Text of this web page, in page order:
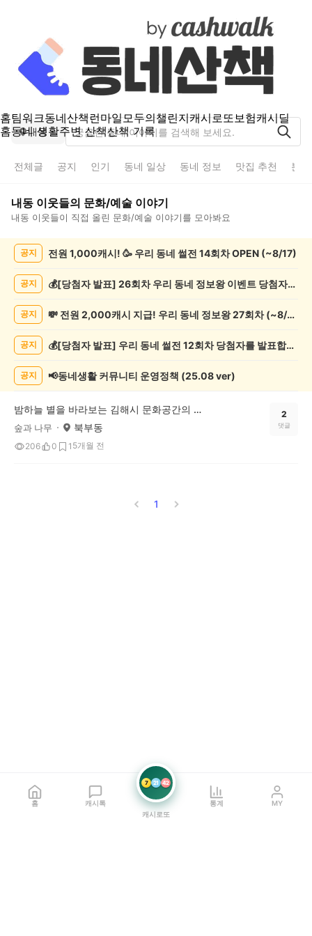
홈팀워크동네산책런마일모두의챌린지캐시로또보험캐시딜
홈동네 생활주변 산책산책 기록
내동
전체글 공지 인기 동네 일상 동네 정보 맛집 추천 분
내동 이웃들의 문화/예술 이야기
내동 이웃들이 직접 올린 문화/예술 이야기를 모아봐요
공지 전원 1,000캐시! 🥳 우리 동네 썰전 14회차 OPEN (~8/17)
공지 💰[당첨자 발표] 26회차 우리 동네 정보왕 이벤트 당첨자를 발표합니다!
공지 💸 전원 2,000캐시 지급! 우리 동네 정보왕 27회차 (~8/10)
공지 💰[당첨자 발표] 우리 동네 썰전 12회차 당첨자를 발표합니다!
공지 📢동네생활 커뮤니티 운영정책 (25.08 ver)
밤하늘 별을 바라보는 김해시 문화공간의 김해천문대!
숲과 나무 북부동
206 0 1 5개월 전
2
댓글
1
홈 캐시톡
7 21 42
캐시로또
통계 MY